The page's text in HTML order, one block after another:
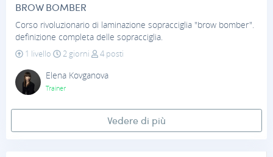
BROW BOMBER
Corso rivoluzionario di laminazione sopracciglia "brow bomber".
definizione completa delle sopracciglia.
1 livello
2 giorni
4 posti
Elena Kovganova
Trainer
Vedere di più